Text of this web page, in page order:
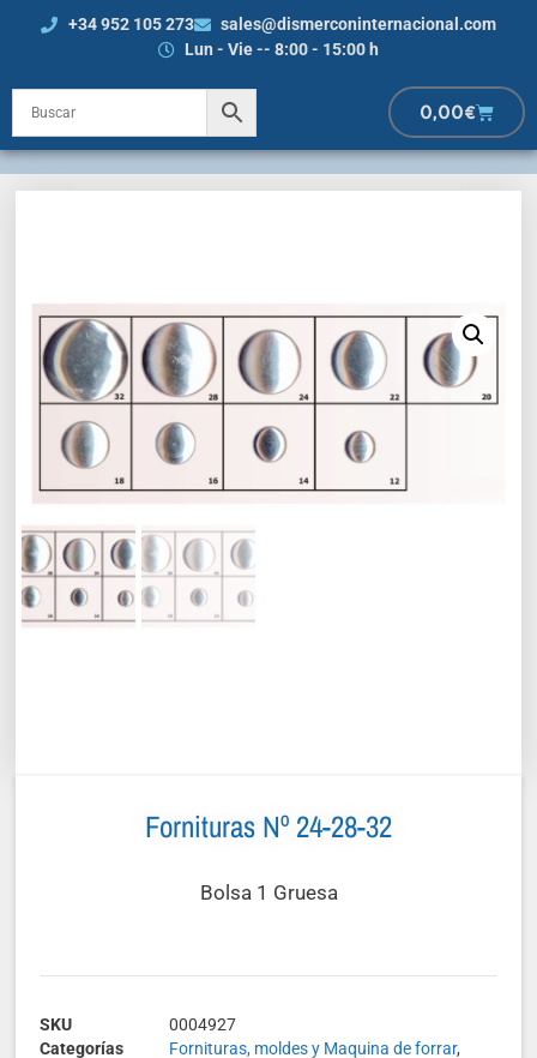
+34 952 105 273
sales@dismerconinternacional.com
Lun - Vie -- 8:00 - 15:00 h
0,00€
Fornituras Nº 24-28-32
Bolsa 1 Gruesa
SKU
0004927
Categorías
Fornituras, moldes y Maquina de forrar,